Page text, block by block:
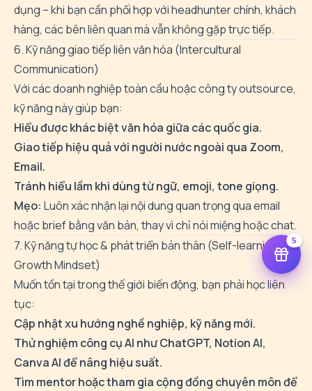
dụng – khi bạn cần phối hợp với headhunter chính, khách
hàng, các bên liên quan mà vẫn không gặp trực tiếp.
6. Kỹ năng giao tiếp liên văn hóa (Intercultural
Communication)
Với các doanh nghiệp toàn cầu hoặc công ty outsource,
kỹ năng này giúp bạn:
Hiểu được khác biệt văn hóa giữa các quốc gia.
Giao tiếp hiệu quả với người nước ngoài qua Zoom,
Email.
Tránh hiểu lầm khi dùng từ ngữ, emoji, tone giọng.
Mẹo: Luôn xác nhận lại nội dung quan trọng qua email
hoặc brief bằng văn bản, thay vì chỉ nói miệng hoặc chat.
7. Kỹ năng tự học & phát triển bản thân (Self-learning &
Growth Mindset)
Muốn tồn tại trong thế giới biến động, bạn phải học liên
tục:
Cập nhật xu hướng nghề nghiệp, kỹ năng mới.
Thử nghiệm công cụ AI như ChatGPT, Notion AI,
Canva AI để nâng hiệu suất.
Tìm mentor hoặc tham gia cộng đồng chuyên môn để
5